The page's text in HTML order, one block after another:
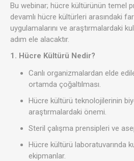
Bu webinar; hücre kültürünün temel
devamlı hücre kültürleri arasındaki
uygulamalarını ve araştırmalardaki
adım ele alacaktır.
1. Hücre Kültürü Nedir?
Canlı organizmalardan elde
ortamda çoğaltılması.
Hücre kültürü teknolojilerinin
araştırmalardaki önemi.
Steril çalışma prensipleri ve
Hücre kültürü laboratuvarında
ekipmanlar.